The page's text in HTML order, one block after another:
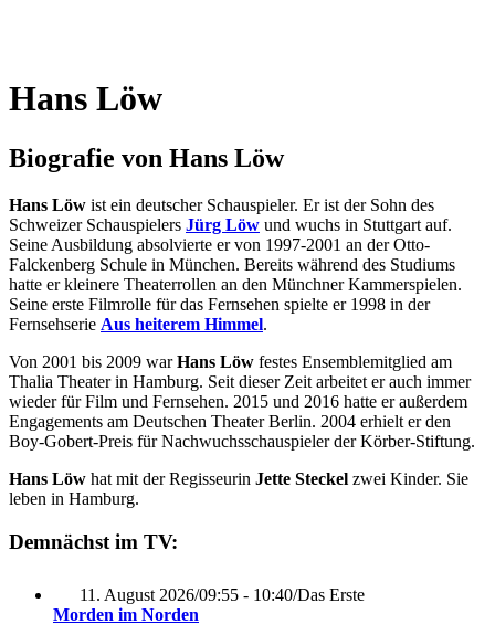
Hans Löw
Biografie von Hans Löw
Hans Löw ist ein deutscher Schauspieler. Er ist der Sohn des
Schweizer Schauspielers Jürg Löw und wuchs in Stuttgart auf.
Seine Ausbildung absolvierte er von 1997-2001 an der Otto-
Falckenberg Schule in München. Bereits während des Studiums
hatte er kleinere Theaterrollen an den Münchner Kammerspielen.
Seine erste Filmrolle für das Fernsehen spielte er 1998 in der
Fernsehserie Aus heiterem Himmel.
Von 2001 bis 2009 warHans Löw festes Ensemblemitglied am
Thalia Theater in Hamburg. Seit dieser Zeit arbeitet er auch immer
wieder für Film und Fernsehen. 2015 und 2016 hatte er außerdem
Engagements am Deutschen Theater Berlin. 2004 erhielt er den
Boy-Gobert-Preis für Nachwuchsschauspieler der Körber-Stiftung.
Hans Löw hat mit der Regisseurin Jette Steckel zwei Kinder. Sie
leben in Hamburg.
Demnächst im TV:
11. August 2026/09:55 - 10:40/Das Erste
Morden im Norden